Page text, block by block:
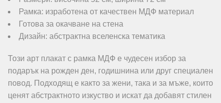
Рамка: изработена от качествен МДФ материал
Готова за окачване на стена
Дизайн: абстрактна вселенска тематика
Този арт плакат с рамка МДФ е чудесен избор за
подарък на рожден ден, годишнина или друг специален
повод. Подходящ е както за жени, така и за мъже, които
ценят абстрактното изкуство и искат да добавят стилен